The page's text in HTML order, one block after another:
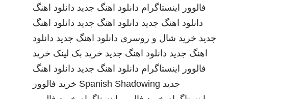
فالوور اینستاگرام دانلود اهنگ جدید دانلود اهنگ
دانلود اهنگ جدید دانلود اهنگ جدید دانلود اهنگ
جدید خرید شال و روسری دانلود اهنگ جدید دانلود
اهنگ جدید دانلود اهنگ جدید خرید بک لینک خرید
فالوور اینستاگرام دانلود اهنگ جدید دانلود اهنگ
جدید Spanish Shadowing خرید فالوور